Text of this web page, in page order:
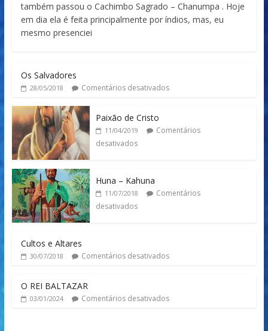
também passou o Cachimbo Sagrado – Chanumpa . Hoje
em dia ela é feita principalmente por índios, mas, eu
mesmo presenciei
Os Salvadores
28/05/2018 Comentários desativados
Paixão de Cristo
11/04/2019
Comentários
desativados
Huna – Kahuna
11/07/2018
Comentários
desativados
Cultos e Altares
30/07/2018 Comentários desativados
O REI BALTAZAR
03/01/2024 Comentários desativados